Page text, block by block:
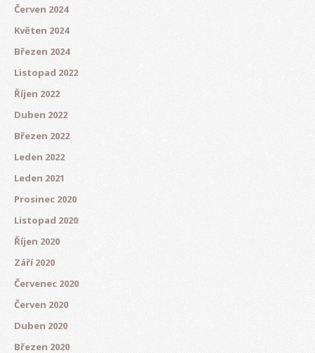
Červen 2024
Květen 2024
Březen 2024
Listopad 2022
Říjen 2022
Duben 2022
Březen 2022
Leden 2022
Leden 2021
Prosinec 2020
Listopad 2020
Říjen 2020
Září 2020
Červenec 2020
Červen 2020
Duben 2020
Březen 2020